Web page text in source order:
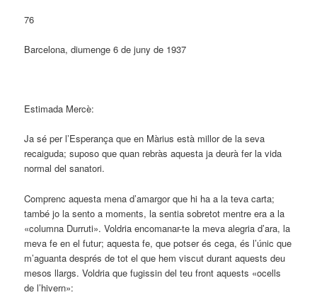
76
Barcelona, diumenge 6 de juny de 1937
Estimada Mercè:
Ja sé per l’Esperança que en Màrius està millor de la seva
recaiguda; suposo que quan rebràs aquesta ja deurà fer la vida
normal del sanatori.
Comprenc aquesta mena d’amargor que hi ha a la teva carta;
també jo la sento a moments, la sentia sobretot mentre era a la
«columna Durruti». Voldria encomanar-te la meva alegria d’ara, la
meva fe en el futur; aquesta fe, que potser és cega, és l’únic que
m’aguanta després de tot el que hem viscut durant aquests deu
mesos llargs. Voldria que fugissin del teu front aquests «ocells
de l’hivern»: